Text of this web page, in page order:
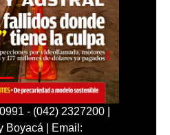
- (042) 2327200 |
Boyacá | Email: